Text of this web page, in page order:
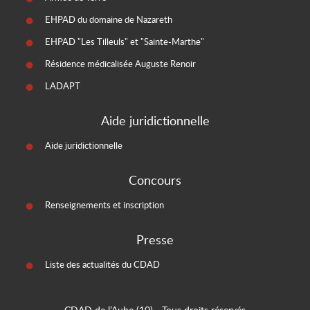
EHPAD du domaine de Nazareth
EHPAD "Les Tilleuls" et "Sainte-Marthe"
Résidence médicalisée Auguste Renoir
LADAPT
Aide juridictionnelle
Aide juridictionnelle
Concours
Renseignements et inscription
Presse
Liste des actualités du CDAD